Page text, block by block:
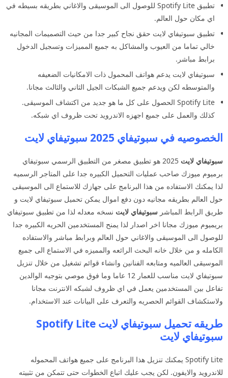
تطبيق Spotify Lite للوصول الى الموسيقى والاغاني بطريقه بسيطه في
اي مكان حول العالم.
تطبيق سبوتيفاي لايت حقق نجاح كبير جدا من حيث التصميمات المجانيه
خالي تماما من العيوب والمشاكل به جميع المميزات وتسجيل الدخول
برابط مباشر.
سبوتيفاي لايت يدعم هواتف المحمول ذات الامكانيات الضعيفه
والمتوسطه لكن ويدعم جميع الشبكات الجيل الثاني والثالث مجانا.
Spotify Lite الحصول على كل ما هو جديد من اكتشاف الموسيقى.
كذلك والعمل على جميع اجهزه الاندرويد تحت ظروف اي شبكه.
الخصوصيه في سبوتيفاي 2025 سبوتيفاي لايت
سبوتيفاي لايت
2025 هو تطبيق مصغر من التطبيق الرسمي سبوتيفاي
برميوم ميوزك صاحب عمليات التحميل الكبيره جدا على المتاجر الرسميه
لذا يمكنك الاستفاده من هذا البرنامج على جهازك للاستماع الى الموسيقى
حول العالم بطريقه مجانيه دون دفع اموال يمكن تحميل سبوتيفاي لايت و
طريق الرابط المباشر سبوتيفاي لايت نسخه معدله لذا من تطبيق سبوتيفاي
بريميوم ميوزك مجانا اخر اصدار لذا يمنح المستخدمين الحريه الكبيره جدا
للوصول الى الموسيقى والاغاني حول العالم وبرابط مباشر والاستفاده
الكامله و من خلال خانه البحث الرائعه والمميزه في الاستماع الى جميع
الموسيقى العالميه ومتابعه الفنانين وانشاء قوائم تشغيل من خلال تنزيل
سبوتيفاي لايت مناسب للعمار 12 عاما وما فوق موصي بتوجيه الوالدين
تفاعل بين المستخدمين يعمل في اي ظروف لشبكه الانترنت مجانا
ولاستكشاف القوائم الحصريه والتعرف على البيانات عند الاستخدام.
طريقه تحميل سبوتيفاي لايت Spotify Lite
سبوتيفاي لايت
Spotify Lite يمكنك تنزيل هذا البرنامج على جميع هواتف المحموله
للاندرويد والايفون. لكن يجب عليك اتباع الخطوات حتى تتمكن من تثبيته